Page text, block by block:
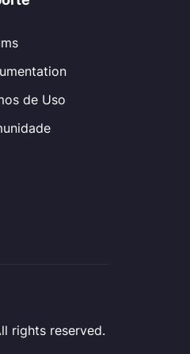
de Uso
rights reserved.